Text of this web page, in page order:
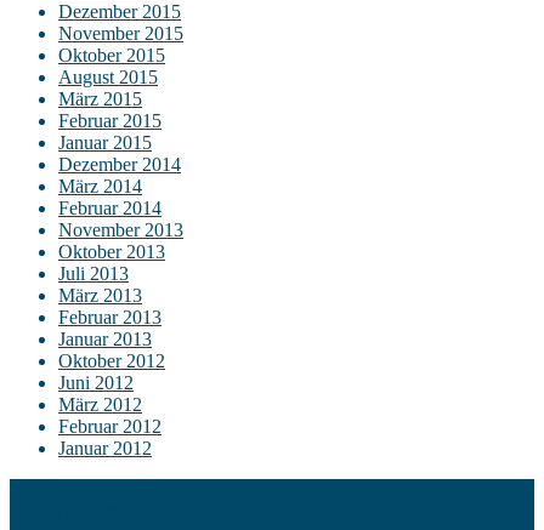
Dezember 2015
November 2015
Oktober 2015
August 2015
März 2015
Februar 2015
Januar 2015
Dezember 2014
März 2014
Februar 2014
November 2013
Oktober 2013
Juli 2013
März 2013
Februar 2013
Januar 2013
Oktober 2012
Juni 2012
März 2012
Februar 2012
Januar 2012